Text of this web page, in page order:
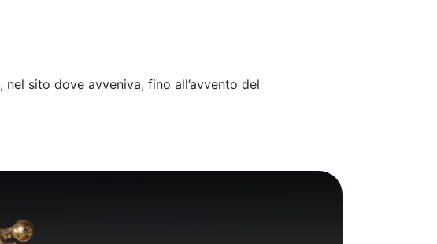
, nel sito dove avveniva, fino all’avvento del